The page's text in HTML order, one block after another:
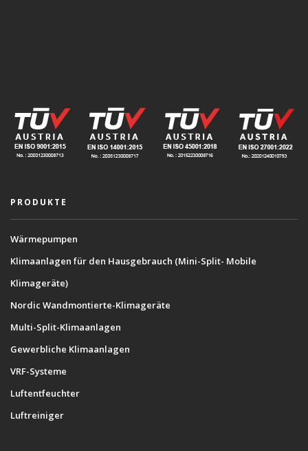
PRODUKTE
Wärmepumpen
Klimaanlagen für den Hausgebrauch (Mini-Split- Mobile
Klimageräte)
Nordic Wandmontierte-Klimageräte
Multi-Split-Klimaanlagen
Gewerbliche Klimaanlagen
VRF-Systeme
Luftentfeuchter
Luftreiniger